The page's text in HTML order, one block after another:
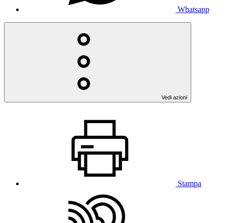
Whatsapp
Vedi azioni
Stampa